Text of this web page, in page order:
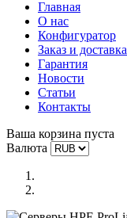
Главная
О нас
Конфигуратор
Заказ и доставка
Гарантия
Новости
Статьи
Контакты
Ваша корзина пуста
Валюта